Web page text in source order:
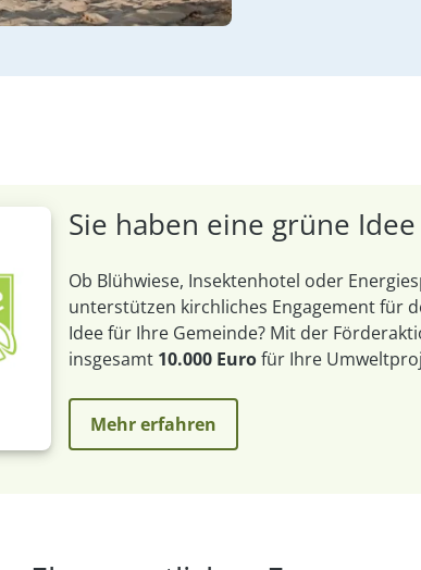
Sie haben eine grüne
Ob Blühwiese, Insektenhotel oder
unterstützen kirchliches Engagement für
Idee für Ihre Gemeinde? Mit der
insgesamt 10.000 Eurofür Ihre
Mehr erfahren